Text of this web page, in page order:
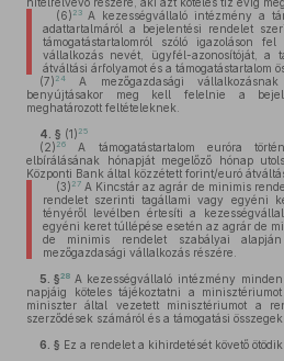
(6) 23A kezességvállaló intézmény a
adattartalmáról a bejelentési rendelet
támogatástartalomról szóló igazoláson
vállalkozás nevét, ügyfél-azonosítóját, a
átváltási árfolyamot és a támogatástartalom
(7) 24
A mezőgazdasági
benyújtásakor meg kell felelnie a
meghatározott feltételeknek.
4. § (1) 25
(2) 26
A támogatástartalom euróra
elbírálásának hónapját megelőző hónap
Központi Bank által közzétett forint/euró
(3) 27A Kincstár az agrár de minimis
rendelet szerinti tagállami vagy egyéni
tényéről levélben értesíti a
egyéni keret túllépése esetén az agrár de
de minimis rendelet szabályai
mezőgazdasági vállalkozás részére.
5. §28 A kezességvállaló intézmény
napjáig köteles tájékoztatni a
miniszter által vezetett minisztériumot a
szerződések számáról és a támogatási
6. § Ez a rendelet a kihirdetését követő